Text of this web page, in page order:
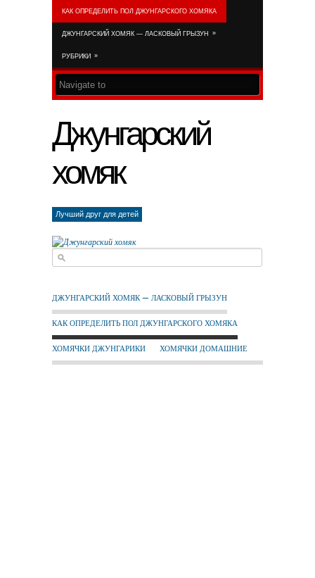
КАК ОПРЕДЕЛИТЬ ПОЛ ДЖУНГАРСКОГО ХОМЯКА
ДЖУНГАРСКИЙ ХОМЯК — ЛАСКОВЫЙ ГРЫЗУН »
РУБРИКИ »
Джунгарский
хомяк
Лучший друг для детей
ДЖУНГАРСКИЙ ХОМЯК — ЛАСКОВЫЙ ГРЫЗУН
КАК ОПРЕДЕЛИТЬ ПОЛ ДЖУНГАРСКОГО ХОМЯКА
ХОМЯЧКИ ДЖУНГАРИКИ ХОМЯЧКИ ДОМАШНИЕ